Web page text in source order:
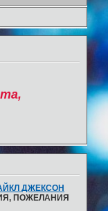
ДЖЕКСОН
ПОЖЕЛАНИЯ